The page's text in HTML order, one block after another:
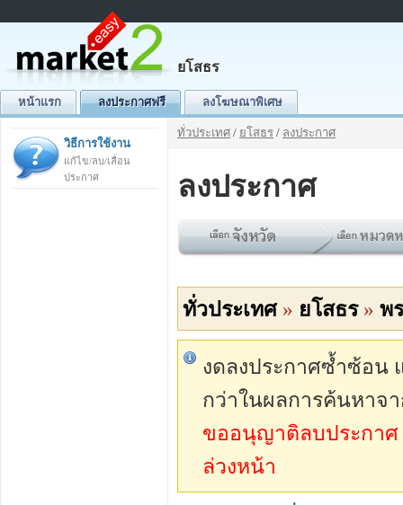
ยโสธร
หน้าแรก ลงประกาศฟรี ลงโฆษณาพิเศษ
วิธีการใช้งาน
แก้ไข/ลบ/เลื่อน
ประกาศ
ทั่วประเทศ / ยโสธร / ลงประกาศ
ลงประกาศ
ทั่วประเทศ» ยโสธร» พ
งดลงประกาศซ้ำซ้อน
กว่าในผลการค้นหาจา
ขออนุญาติลบประกาศ
ล่วงหน้า